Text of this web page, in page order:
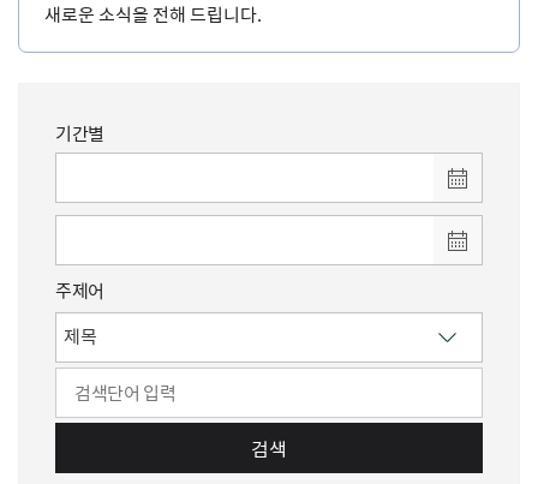
새로운 소식을 전해 드립니다.
기간별
주제어
검색